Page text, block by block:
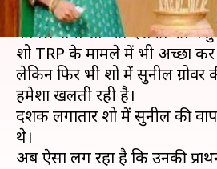
कपिल शर्मा ने टीवी पर दमदार
कपिल शर्मा शो' को दर्शकों का
शो TRP के मामले में भी अच्छा कर
लेकिन फिर भी शो में सुनील ग्रोवर
हमेशा खलती रही है।
दर्शक लगातार शो में सुनील की
थे।
अब ऐसा लग रहा है कि उनकी